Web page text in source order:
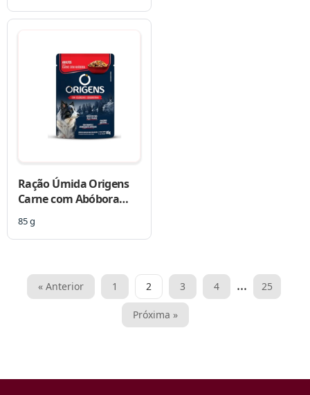
Ração Úmida Origens
Carne com Abóbora
85 g
Paginação
« Anterior 1 2 3 4 … 25
Próxima »